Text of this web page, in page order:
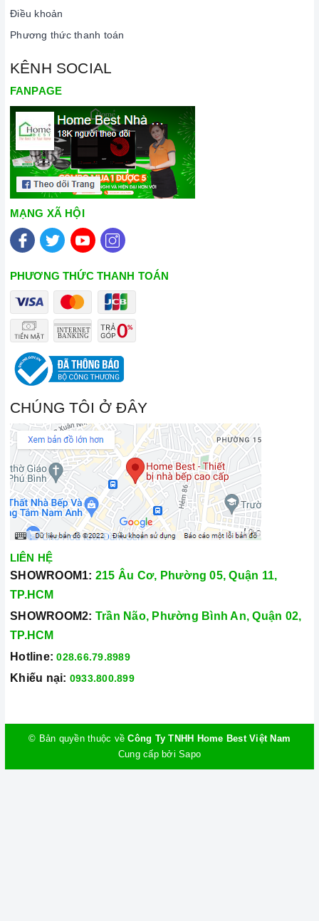
Điều khoản
Phương thức thanh toán
KÊNH SOCIAL
FANPAGE
MẠNG XÃ HỘI
PHƯƠNG THỨC THANH TOÁN
CHÚNG TÔI Ở ĐÂY
LIÊN HỆ
SHOWROOM1: 215 Âu Cơ, Phường 05, Quận 11,
TP.HCM
SHOWROOM2: Trần Não, Phường Bình An, Quận 02,
TP.HCM
Hotline: 028.66.79.8989
Khiếu nại: 0933.800.899
© Bản quyền thuộc vềCông Ty TNHH Home Best Việt Nam
Cung cấp bởiSapo